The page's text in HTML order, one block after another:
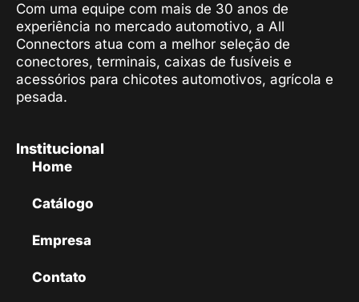
Com uma equipe com mais de 30 anos de
experiência no mercado automotivo, a All
Connectors atua com a melhor seleção de
conectores, terminais, caixas de fusíveis e
acessórios para chicotes automotivos, agrícola e
pesada.
Institucional
Home
Catálogo
Empresa
Contato